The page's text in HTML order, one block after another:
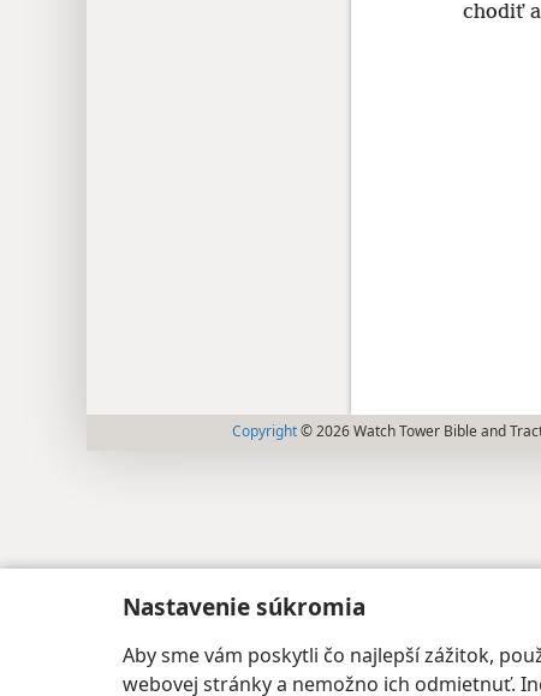
Nastavenie súkromia
Aby sme vám poskytli čo najlepší zážitok,
webovej stránky a nemožno ich odmietnuť.
chodiť
Copyright © 2026 Watch Tower Bible and